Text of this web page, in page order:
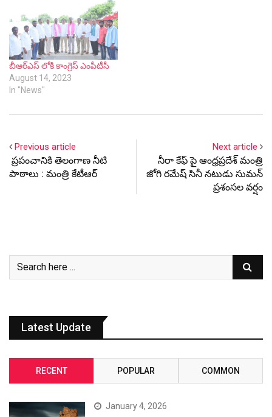
బీఆర్ఎస్ లోకి కాంగ్రెస్ ఎంపీటీసీ
August 14, 2023
In "News"
Previous article
ప్రపంచానికి తెలంగాణ నీటి
పాఠాలు : మంత్రి కేటీఆర్
Next article
నీరా కేఫ్‌ పై ఆంధ్రప్రదేశ్ మంత్రి
జోగి రమేష్ సినీ నటుడు సుమన్
ప్రశంసల వర్షం
Latest Update
RECENT POPULAR COMMON
January 4, 2026